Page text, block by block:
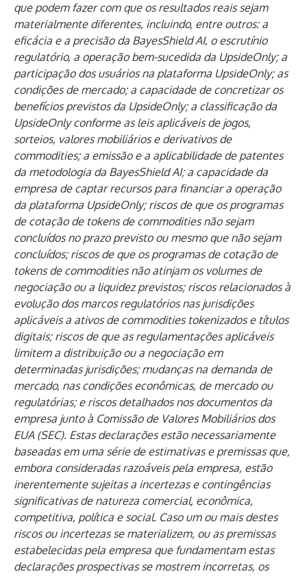
que podem fazer com que os resultados reais sejam
materialmente diferentes, incluindo, entre outros: a
eficácia e a precisão da ​​BayesShield AI, o escrutínio
regulatório, a operação bem-sucedida da UpsideOnly; a
participação dos usuários na plataforma UpsideOnly; as
condições de mercado; a capacidade de concretizar os
benefícios previstos da UpsideOnly; a classificação da
UpsideOnly conforme as leis aplicáveis ​​de jogos,
sorteios, valores mobiliários e derivativos de
commodities; a emissão e a aplicabilidade de patentes
da metodologia da BayesShield AI; a capacidade da
empresa de captar recursos para financiar a operação
da plataforma UpsideOnly; riscos de que os programas
de cotação de tokens de commodities não sejam
concluídos no prazo previsto ou mesmo que não sejam
concluídos; riscos de que os programas de cotação de
tokens de commodities não atinjam os volumes de
negociação ou a liquidez previstos; riscos relacionados à
evolução dos marcos regulatórios nas jurisdições
aplicáveis ​​a ativos de commodities tokenizados e títulos
digitais; riscos de que as regulamentações aplicáveis ​​
limitem a distribuição ou a negociação em
determinadas jurisdições; mudanças na demanda de
mercado, nas condições econômicas, de mercado ou
regulatórias; e riscos detalhados nos documentos da
empresa junto à Comissão de Valores Mobiliários dos
EUA (SEC). Estas declarações estão necessariamente
baseadas em uma série de estimativas e premissas que,
embora consideradas razoáveis ​​pela empresa, estão
inerentemente sujeitas a incertezas e contingências
significativas de natureza comercial, econômica,
competitiva, política e social. Caso um ou mais destes
riscos ou incertezas se materializem, ou as premissas
estabelecidas pela empresa que fundamentam estas
declarações prospectivas se mostrem incorretas, os